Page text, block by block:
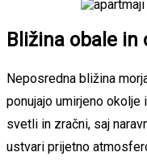
Bližina obale
Neposredna bližina
ponujajo umirjeno
svetli in zračni, saj
ustvari prijetno